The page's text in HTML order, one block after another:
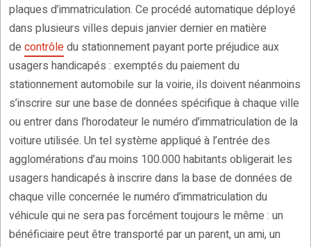
plaques d’immatriculation. Ce procédé automatique déployé
dans plusieurs villes depuis janvier dernier en matière
de contrôledu stationnement payant porte préjudice aux
usagers handicapés : exemptés du paiement du
stationnement automobile sur la voirie, ils doivent néanmoins
s’inscrire sur une base de données spécifique à chaque ville
ou entrer dans l’horodateur le numéro d’immatriculation de la
voiture utilisée. Un tel système appliqué à l’entrée des
agglomérations d’au moins 100.000 habitants obligerait les
usagers handicapés à inscrire dans la base de données de
chaque ville concernée le numéro d’immatriculation du
véhicule qui ne sera pas forcément toujours le même : un
bénéficiaire peut être transporté par un parent, un ami, un